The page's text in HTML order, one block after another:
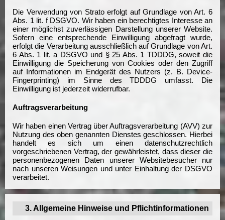
Die Verwendung von Strato erfolgt auf Grundlage von Art. 6
Abs. 1 lit. f DSGVO. Wir haben ein berechtigtes Interesse an
einer möglichst zuverlässigen Darstellung unserer Website.
Sofern eine entsprechende Einwilligung abgefragt wurde,
erfolgt die Verarbeitung ausschließlich auf Grundlage von Art.
6 Abs. 1 lit. a DSGVO und § 25 Abs. 1 TDDDG, soweit die
Einwilligung die Speicherung von Cookies oder den Zugriff
auf Informationen im Endgerät des Nutzers (z. B. Device-
Fingerprinting) im Sinne des TDDDG umfasst. Die
Einwilligung ist jederzeit widerrufbar.
Auftragsverarbeitung
Wir haben einen Vertrag über Auftragsverarbeitung (AVV) zur
Nutzung des oben genannten Dienstes geschlossen. Hierbei
handelt es sich um einen datenschutzrechtlich
vorgeschriebenen Vertrag, der gewährleistet, dass dieser die
personenbezogenen Daten unserer Websitebesucher nur
nach unseren Weisungen und unter Einhaltung der DSGVO
verarbeitet.
3. Allgemeine Hinweise und Pflichtinformationen